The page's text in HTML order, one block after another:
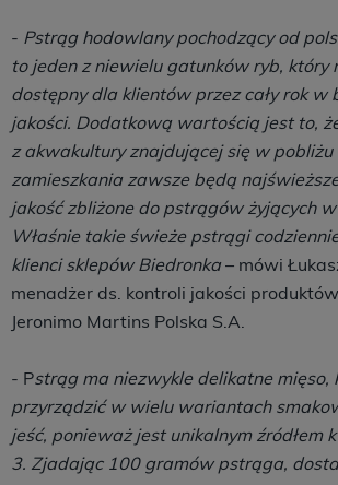
- Pstrąg hodowlany pochodzący od
to jeden z niewielu gatunków ryb, który
dostępny dla klientów przez cały rok w
jakości. Dodatkową wartością jest to,
z akwakultury znajdującej się w pobliżu
zamieszkania zawsze będą
jakość zbliżone do pstrągów żyjących
Właśnie takie świeże pstrągi
klienci sklepów Biedronka– mówi
menadżer ds. kontroli jakości
Jeronimo Martins Polska S.A.
- Pstrąg ma niezwykle delikatne mięso,
przyrządzić w wielu wariantach
jeść, ponieważ jest unikalnym źródłem
3. Zjadając 100 gramów pstrąga,